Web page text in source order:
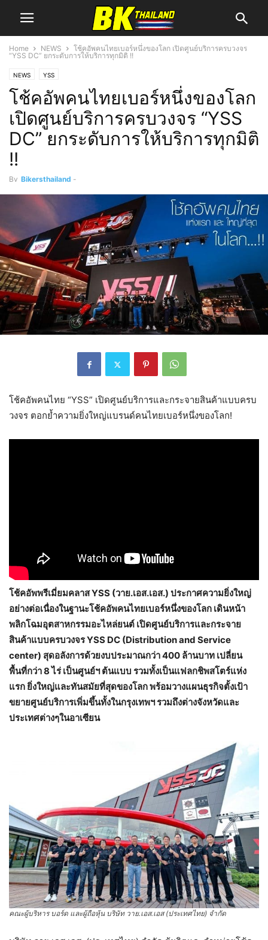
Home NEWS
โช้คอัพคนไทยเบอร์หนึ่งของโลก เปิดศูนย์บริการครบวงจร
“YSS DC” ยกระดับการให้บริการทุกมิติ !!
NEWS YSS
โช้คอัพคนไทยเบอร์หนึ่งของโลก
เปิดศูนย์บริการครบวงจร “YSS
DC” ยกระดับการให้บริการทุกมิติ
!!
By Bikersthailand -
โช้คอัพคนไทย “YSS” เปิดศูนย์บริการและกระจายสินค้าแบบครบ
วงจร ตอกย้ำความยิ่งใหญ่แบรนด์คนไทยเบอร์หนึ่งของโลก!
โช้คอัพพรีเมี่ยมคลาส YSS (วาย.เอส.เอส.) ประกาศความยิ่งใหญ่
อย่างต่อเนื่องในฐานะโช้คอัพคนไทยเบอร์หนึ่งของโลก เดินหน้า
พลิกโฉมอุตสาหกรรมอะไหล่ยนต์ เปิดศูนย์บริการและกระจาย
สินค้าแบบครบวงจร YSS DC (Distribution and Service
center) สุดอลังการด้วยงบประมาณกว่า 400 ล้านบาท เปลี่ยน
พื้นที่กว่า 8 ไร่ เป็นศูนย์ฯ ต้นแบบ รวมทั้งเป็นแฟลกชิพสโตร์แห่ง
แรก ยิ่งใหญ่และทันสมัยที่สุดของโลก พร้อมวางแผนธุรกิจตั้งเป้า
ขยายศูนย์บริการเพิ่มขึ้นทั้งในกรุงเทพฯ รวมถึงต่างจังหวัดและ
ประเทศต่างๆในอาเซียน
คณะผู้บริหาร บอร์ด และผู้ถือหุ้น บริษัท วาย.เอส.เอส (ประเทศไทย) จำกัด